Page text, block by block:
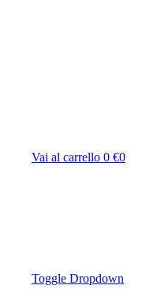
Vai al carrello 0 €0
Toggle Dropdown